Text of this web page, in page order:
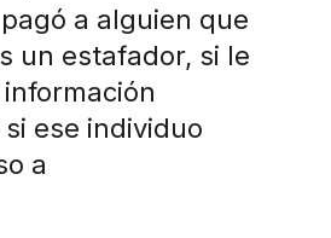
a alguien que
un estafador, si le
ese individuo
a